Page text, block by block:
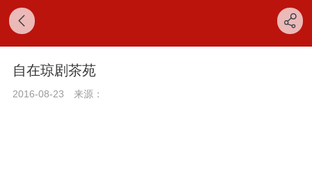
自在琼剧茶苑
2016-08-23 来源：